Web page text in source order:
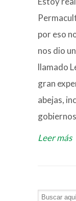
por eso
nos dio
llamado
gran
abejas,
Leer más